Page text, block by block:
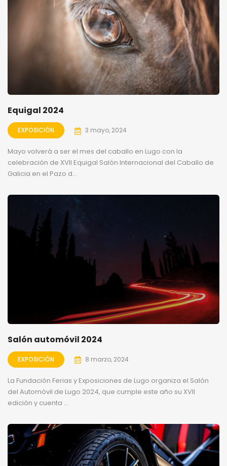
Equigal 2024
EXPOSICIÓN 3 mayo, 2024
Mayo volverá a ser el mes del caballo en Lugo con la
celebración de XVII Equigal Salón Internacional del Caballo de
Galicia en el Pazo d...
Salón automóvil 2024
EXPOSICIÓN 8 marzo, 2024
La Fundación Ferias y Exposiciones de Lugo organiza el Salón
del Automóvil de Lugo 2024, que cumple este año su XVII
edición y cuenta ...